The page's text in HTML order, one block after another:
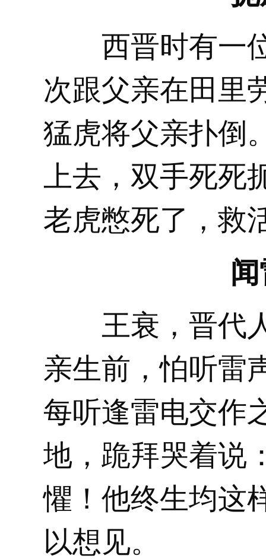
西晋时有一位
次跟父亲在田里
猛虎将父亲扑倒
上去，双手死死
老虎憋死了，救
王衰，晋代
亲生前，怕听雷
每听逢雷电交作
地，跪拜哭着说
懼！他终生均这
以想见。